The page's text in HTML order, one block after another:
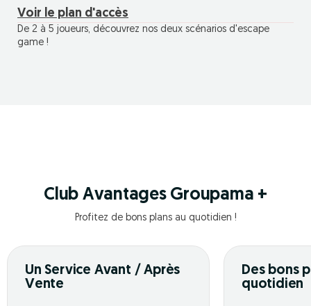
Voir le plan d'accès
De 2 à 5 joueurs, découvrez nos deux scénarios d'escape
game !
Club Avantages Groupama +
Profitez de bons plans au quotidien !
Un Service Avant / Après
Vente
Des bons
quotidien